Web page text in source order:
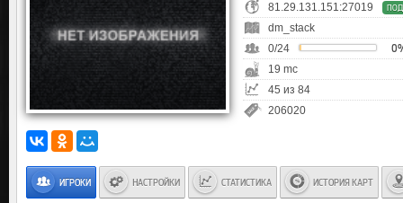
81.29.131.151:27019
dm_stack
0/24
19 mc
45 из 84
206020
ИГРОКИ НАСТРОЙКИ СТАТИСТИКА ИСТОРИЯ КАРТ